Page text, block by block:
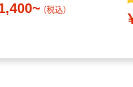
（税込）